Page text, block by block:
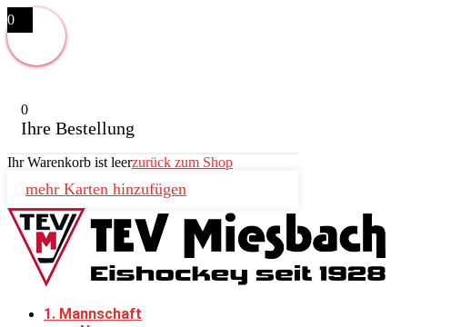
0
0
Ihre Bestellung
Ihr Warenkorb ist leerzurück zum Shop
mehr Karten hinzufügen
1. Mannschaft